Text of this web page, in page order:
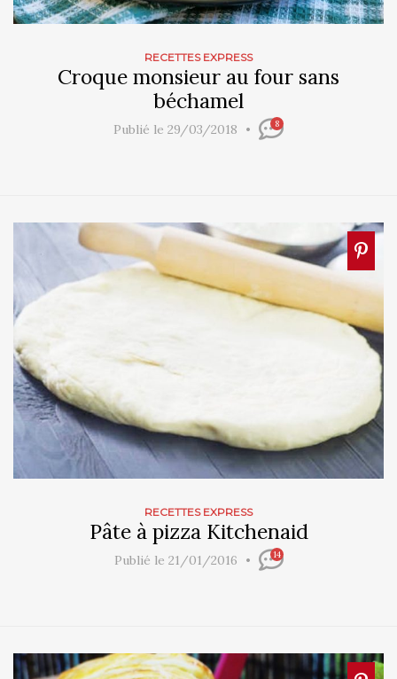
RECETTES EXPRESS
Croque monsieur au four sans
béchamel
Publié le 29/03/2018 8
RECETTES EXPRESS
Pâte à pizza Kitchenaid
Publié le 21/01/2016 14